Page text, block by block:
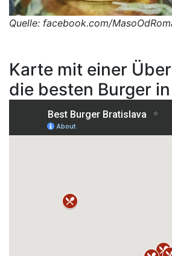
Quelle: facebook.com/
Karte mit einer
die besten Burger